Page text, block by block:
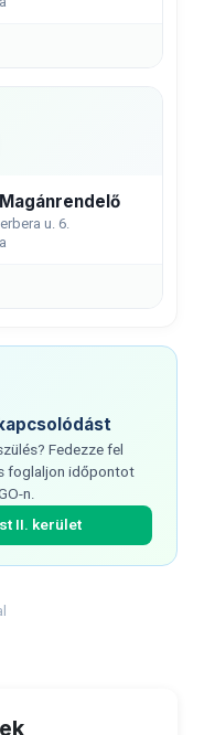
u. 6.
Fedezze fel
foglaljon időpontot
n.
II. kerület